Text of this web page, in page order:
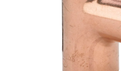
🎁 ODMĚNY ZA BODY